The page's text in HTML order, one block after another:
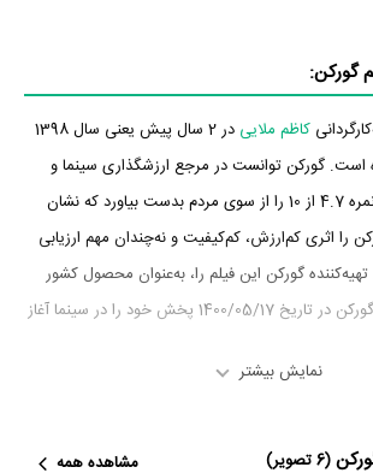
گورکن:
کاظم ملایی
در 2 سال پیش یعنی سال 1398
است. گورکن توانست در مرجع ارزشگذاری سینما و
نمره 4.7 از 10 را از سوی مردم بدست بیاورد که نشان
را اثری کم‌ارزش، کم‌کیفیت و نه‌چندان مهم ارزیابی
تهیه‌کننده گورکن این فیلم را، به‌عنوان محصول کشور
ایران تهیه کرده است. گورکن در تاریخ 1400/05/17 پخش خود را در سینما آغاز
کسانی هستند؟ در گورکن بازیگرانی چونمهراوه
نمایش بیشتر
(6 تصویر)
مشاهده همه